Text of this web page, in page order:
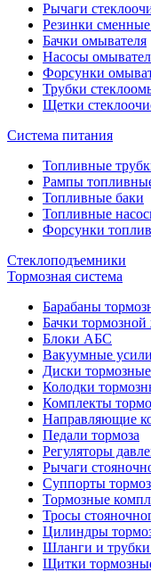
Рычаги
Резинки сменные
Бачки омывателя
Насосы
Форсунки
Трубки
Щетки
Система питания
Топливные
Рампы
Топливные баки
Топливные
Форсунки
Стеклоподъемники
Тормозная система
Барабаны
Бачки тормозной
Блоки АБС
Вакуумные
Диски тормозные
Колодки
Комплекты
Направляющие
Педали тормоза
Регуляторы
Рычаги
Суппорты
Тормозные
Тросы
Цилиндры
Шланги и
Щитки